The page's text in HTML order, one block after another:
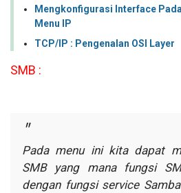
Mengkonfigurasi Interface
Menu IP
TCP/IP : Pengenalan OSI Layer
SMB :
Pada menu ini kita dapat
SMB yang mana fungsi
dengan fungsi service